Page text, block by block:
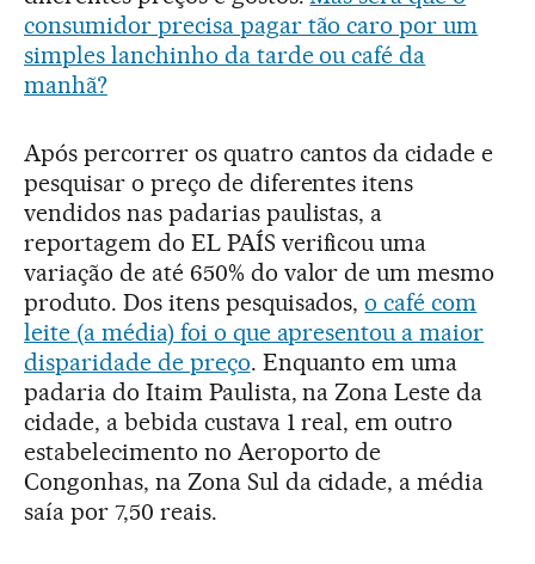
consumidor precisa pagar tão caro por um
simples lanchinho da tarde ou café da
manhã?
Após percorrer os quatro cantos da cidade e
pesquisar o preço de diferentes itens
vendidos nas padarias paulistas, a
reportagem do EL PAÍS verificou uma
variação de até 650% do valor de um mesmo
produto. Dos itens pesquisados,o café com
leite (a média) foi o que apresentou a maior
disparidade de preço. Enquanto em uma
padaria do Itaim Paulista, na Zona Leste da
cidade, a bebida custava 1 real, em outro
estabelecimento no Aeroporto de
Congonhas, na Zona Sul da cidade, a média
saía por 7,50 reais.